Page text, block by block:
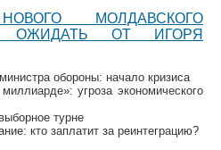
МОЛДАВСКОГО
ОЖИДАТЬ ОТ ИГОРЯ
обороны: начало кризиса
угроза экономического
турне
кто заплатит за реинтеграцию?